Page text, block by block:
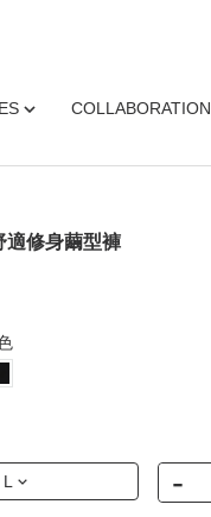
COLLABORATION
適修身繭型褲
L -